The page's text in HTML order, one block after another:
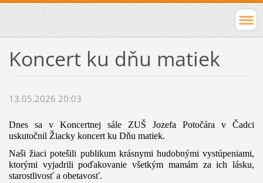
Koncert ku dňu matiek
13.05.2026 20:03
Dnes sa v Koncertnej sále ZUŠ Jozefa Potočára v Čadci
uskutočnil Žiacky koncert ku Dňu matiek.
Naši žiaci potešili publikum krásnymi hudobnými vystúpeniami,
ktorými vyjadrili poďakovanie všetkým mamám za ich lásku,
starostlivosť a obetavosť.